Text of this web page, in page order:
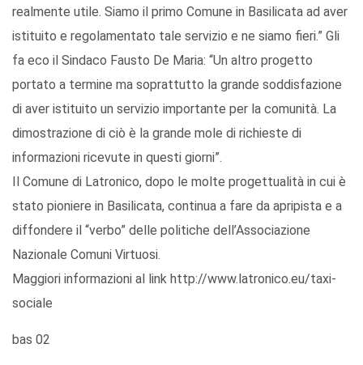
realmente utile. Siamo il primo Comune in Basilicata ad aver
istituito e regolamentato tale servizio e ne siamo fieri.” Gli
fa eco il Sindaco Fausto De Maria: “Un altro progetto
portato a termine ma soprattutto la grande soddisfazione
di aver istituito un servizio importante per la comunità. La
dimostrazione di ciò è la grande mole di richieste di
informazioni ricevute in questi giorni”.
Il Comune di Latronico, dopo le molte progettualità in cui è
stato pioniere in Basilicata, continua a fare da apripista e a
diffondere il “verbo” delle politiche dell’Associazione
Nazionale Comuni Virtuosi.
Maggiori informazioni al link http://www.latronico.eu/taxi-
sociale
bas 02